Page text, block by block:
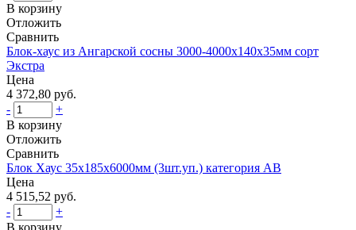
В корзину
Отложить
Сравнить
Блок-хаус из Ангарской сосны 3000-4000х140х35мм сорт
Экстра
Цена
4 372,80 руб.
-
+
В корзину
Отложить
Сравнить
Блок Хаус 35х185х6000мм (3шт.уп.) категория AВ
Цена
4 515,52 руб.
-
+
В корзину